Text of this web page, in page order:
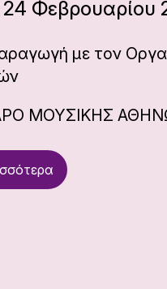
Φεβρουαρίου
με τον
ΜΟΥΣΙΚΗΣ